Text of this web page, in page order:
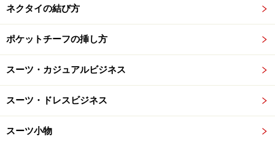
手順06
ネクタイの結び方
ポケットチーフの挿し方
スーツ・カジュアルビジネス
スーツ・ドレスビジネス
スーツ小物